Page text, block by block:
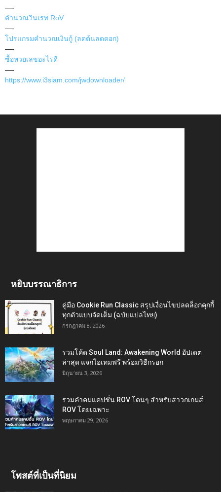
—-
คำนวณวินเรท RoV
—-
โปรแกรมคำนวณเงินกู้ (ลดต้นลดดอก)
—-
ซื้อหวยเลขอะไรดี
—-
https://www.i3siam.com/jwdownloader/
หยิบบรรณาธิการ
คู่มือ Cookie Run Classic สรุปเงื่อนไขปลดล็อกคุกกี้
ทุกตัวแบบจัดเต็ม (ฉบับแปลไทย)
กรกฎาคม 8, 2026
รวมโค้ด Soul Land: Awakening World อัปเดต
ล่าสุด แจกไอเทมฟรี พร้อมวิธีกรอก
มิถุนายน 3, 2026
รวมคำคมแคปชั่น ROV โดนๆ สำหรับสาวกเกมส์
ROV โดยเฉพาะ
พฤษภาคม 29, 2026
โพสต์ที่เป็นที่นิยม